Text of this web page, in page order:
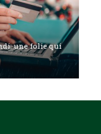
une folie qui